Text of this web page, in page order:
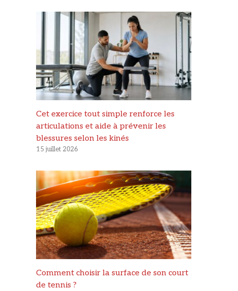
Cet exercice tout simple renforce les
articulations et aide à prévenir les
blessures selon les kinés
15 juillet 2026
Comment choisir la surface de son court
de tennis ?